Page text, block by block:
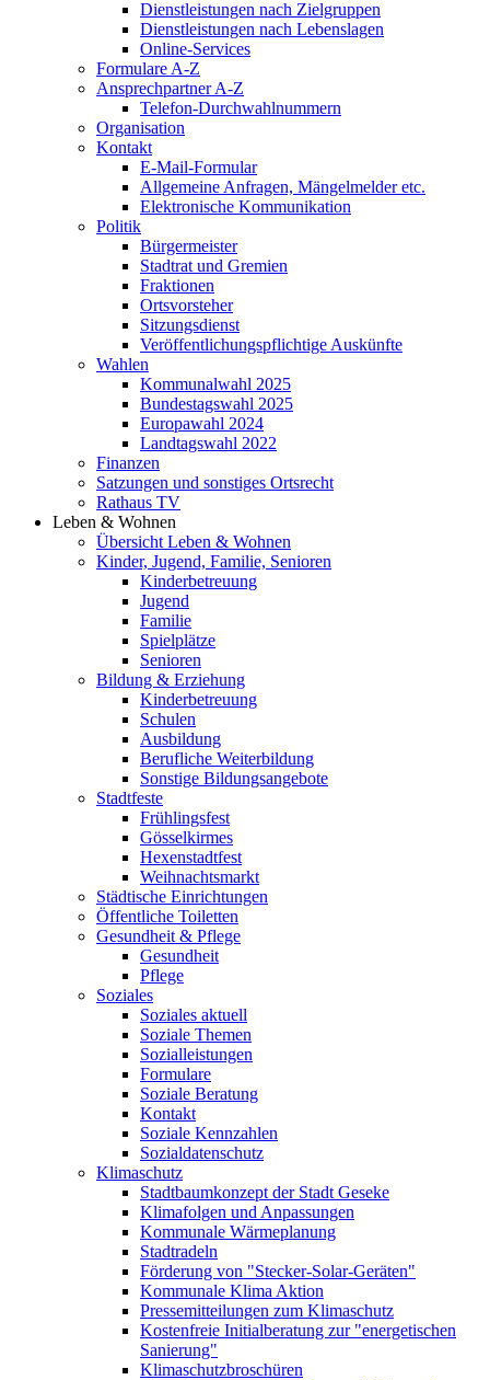
Dienstleistungen nach Zielgruppen
Dienstleistungen nach Lebenslagen
Online-Services
Formulare A-Z
Ansprechpartner A-Z
Telefon-Durchwahlnummern
Organisation
Kontakt
E-Mail-Formular
Allgemeine Anfragen, Mängelmelder etc.
Elektronische Kommunikation
Politik
Bürgermeister
Stadtrat und Gremien
Fraktionen
Ortsvorsteher
Sitzungsdienst
Veröffentlichungspflichtige Auskünfte
Wahlen
Kommunalwahl 2025
Bundestagswahl 2025
Europawahl 2024
Landtagswahl 2022
Finanzen
Satzungen und sonstiges Ortsrecht
Rathaus TV
Leben & Wohnen
Übersicht Leben & Wohnen
Kinder, Jugend, Familie, Senioren
Kinderbetreuung
Jugend
Familie
Spielplätze
Senioren
Bildung & Erziehung
Kinderbetreuung
Schulen
Ausbildung
Berufliche Weiterbildung
Sonstige Bildungsangebote
Stadtfeste
Frühlingsfest
Gösselkirmes
Hexenstadtfest
Weihnachtsmarkt
Städtische Einrichtungen
Öffentliche Toiletten
Gesundheit & Pflege
Gesundheit
Pflege
Soziales
Soziales aktuell
Soziale Themen
Sozialleistungen
Formulare
Soziale Beratung
Kontakt
Soziale Kennzahlen
Sozialdatenschutz
Klimaschutz
Stadtbaumkonzept der Stadt Geseke
Klimafolgen und Anpassungen
Kommunale Wärmeplanung
Stadtradeln
Förderung von "Stecker-Solar-Geräten"
Kommunale Klima Aktion
Pressemitteilungen zum Klimaschutz
Kostenfreie Initialberatung zur "energetischen
Sanierung"
Klimaschutzbroschüren